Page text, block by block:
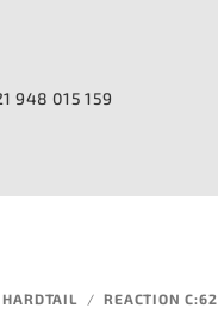
948 015 159
HARDTAIL / REACTION C:62